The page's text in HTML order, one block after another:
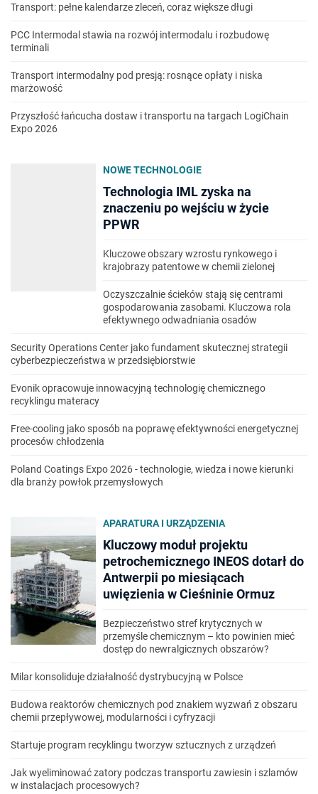
Transport: pełne kalendarze zleceń, coraz większe długi
PCC Intermodal stawia na rozwój intermodalu i rozbudowę
terminali
Transport intermodalny pod presją: rosnące opłaty i niska
marżowość
Przyszłość łańcucha dostaw i transportu na targach LogiChain
Expo 2026
NOWE TECHNOLOGIE
Technologia IML zyska na
znaczeniu po wejściu w życie
PPWR
Kluczowe obszary wzrostu rynkowego i
krajobrazy patentowe w chemii zielonej
Oczyszczalnie ścieków stają się centrami
gospodarowania zasobami. Kluczowa rola
efektywnego odwadniania osadów
Security Operations Center jako fundament skutecznej strategii
cyberbezpieczeństwa w przedsiębiorstwie
Evonik opracowuje innowacyjną technologię chemicznego
recyklingu materacy
Free-cooling jako sposób na poprawę efektywności energetycznej
procesów chłodzenia
Poland Coatings Expo 2026 - technologie, wiedza i nowe kierunki
dla branży powłok przemysłowych
APARATURA I URZĄDZENIA
Kluczowy moduł projektu
petrochemicznego INEOS dotarł do
Antwerpii po miesiącach
uwięzienia w Cieśninie Ormuz
Bezpieczeństwo stref krytycznych w
przemyśle chemicznym – kto powinien mieć
dostęp do newralgicznych obszarów?
Milar konsoliduje działalność dystrybucyjną w Polsce
Budowa reaktorów chemicznych pod znakiem wyzwań z obszaru
chemii przepływowej, modularności i cyfryzacji
Startuje program recyklingu tworzyw sztucznych z urządzeń
Jak wyeliminować zatory podczas transportu zawiesin i szlamów
w instalacjach procesowych?